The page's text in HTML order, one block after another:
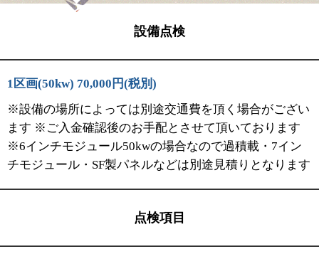
設備点検
1区画(50kw) 70,000円(税別)
※設備の場所によっては別途交通費を頂く場合がござい
ます ※ご入金確認後のお手配とさせて頂いております
※6インチモジュール50kwの場合なので過積載・7イン
チモジュール・SF製パネルなどは別途見積りとなります
点検項目